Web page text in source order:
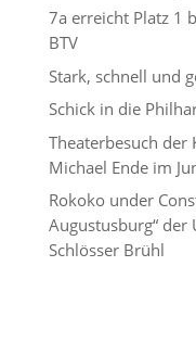
7a erreicht Platz 1
BTV
Stark, schnell und
Schick in die
Theaterbesuch der
Michael Ende im
Rokoko under
Augustusburg“ der
Schlösser Brühl